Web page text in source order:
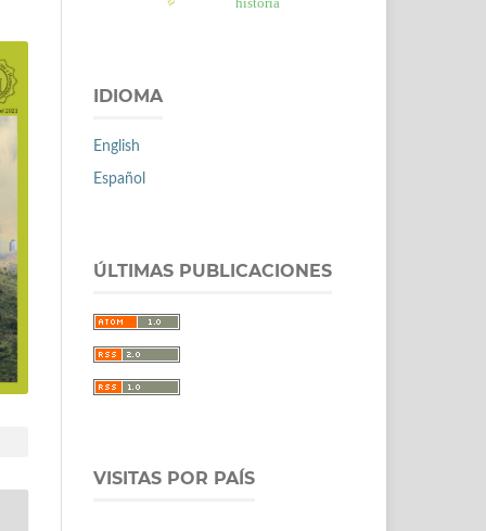
historia
IDIOMA
English
Español
ÚLTIMAS PUBLICACIONES
VISITAS POR PAÍS